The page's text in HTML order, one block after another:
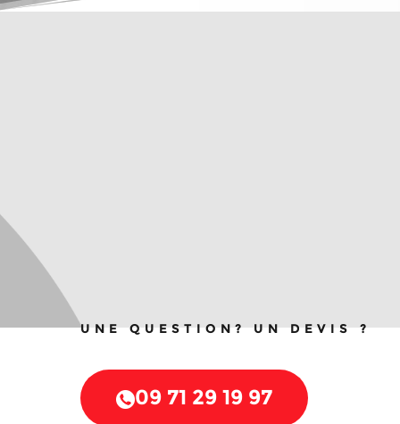
UNE QUESTION? UN DEVIS ?
09 71 29 19 97